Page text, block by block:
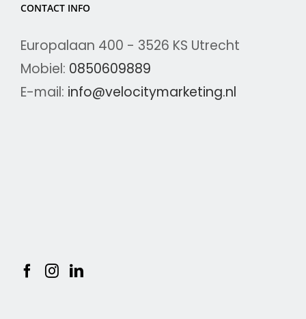
CONTACT INFO
Europalaan 400 - 3526 KS Utrecht
Mobiel: 0850609889
E-mail: info@velocitymarketing.nl